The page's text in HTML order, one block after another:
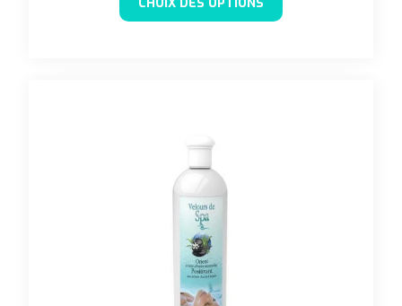
CHOIX DES OPTIONS